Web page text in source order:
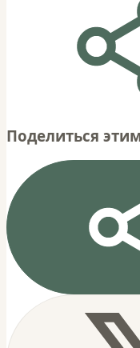
Поделиться